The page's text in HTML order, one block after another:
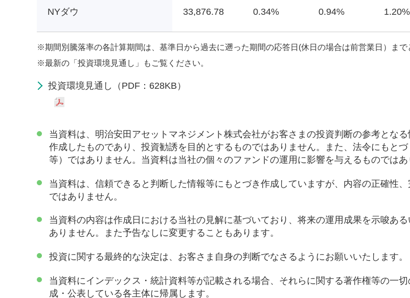
NYダウ 33,876.78 0.34% 0.94% 1.20%
※期間別騰落率の各計算期間は、基準日から過去に遡った期間の応答日(休日の場合は前営業日）まで
※最新の「投資環境見通し」もご覧ください。
投資環境見通し（PDF：628KB）
当資料は、明治安田アセットマネジメント株式会社がお客さまの投資判断の参考とな
作成したものであり、投資勧誘を目的とするものではありません。また、法令にもと
等）ではありません。当資料は当社の個々のファンドの運用に影響を与えるものではあ
当資料は、信頼できると判断した情報等にもとづき作成していますが、内容の正確性
ではありません。
当資料の内容は作成日における当社の見解に基づいており、将来の運用成果を示唆あ
ありません。また予告なしに変更することもあります。
投資に関する最終的な決定は、お客さま自身の判断でなさるようにお願いいたします。
当資料にインデックス・統計資料等が記載される場合、それらに関する著作権等の一
成・公表している各主体に帰属します。